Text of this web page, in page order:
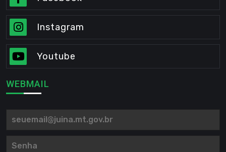
Instagram
Youtube
WEBMAIL